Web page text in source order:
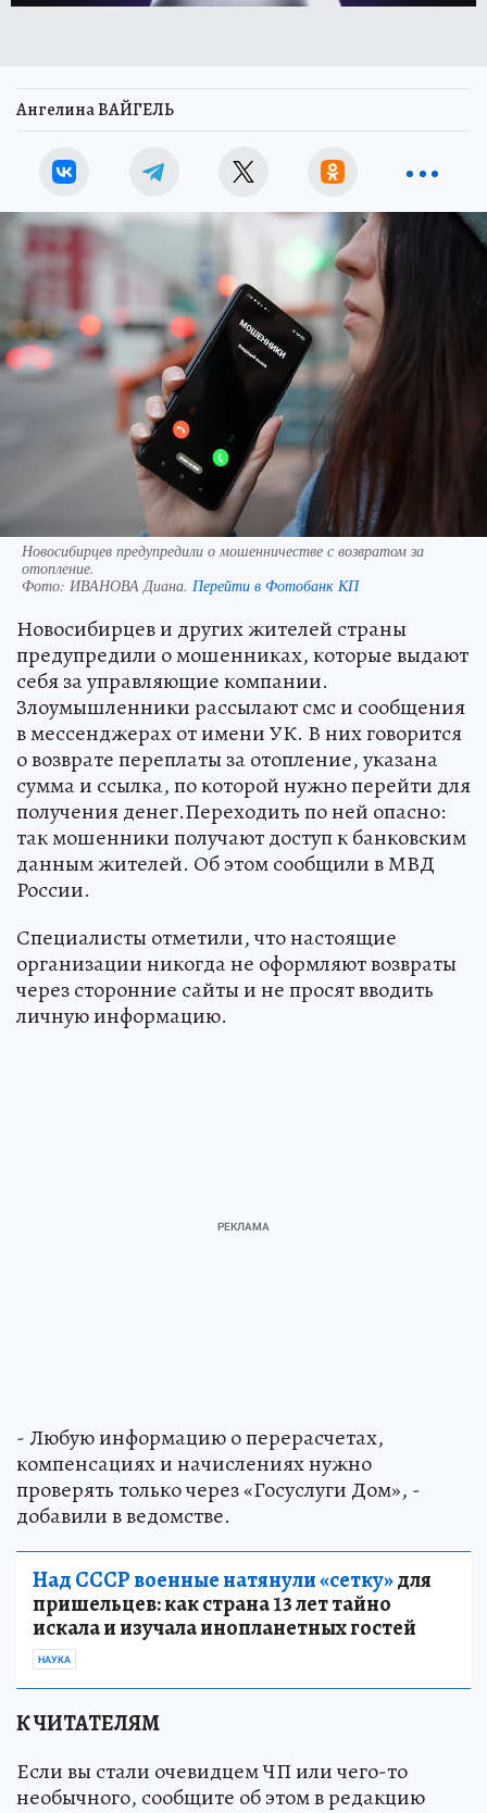
Ангелина ВАЙГЕЛЬ
Новосибирцев предупредили о мошенничестве с возвратом за
отопление.
Фото: ИВАНОВА Диана. Перейти в Фотобанк КП
Новосибирцев и других жителей страны
предупредили о мошенниках, которые выдают
себя за управляющие компании.
Злоумышленники рассылают смс и сообщения
в мессенджерах от имени УК. В них говорится
о возврате переплаты за отопление, указана
сумма и ссылка, по которой нужно перейти для
получения денег.Переходить по ней опасно:
так мошенники получают доступ к банковским
данным жителей. Об этом сообщили в МВД
России.
Специалисты отметили, что настоящие
организации никогда не оформляют возвраты
через сторонние сайты и не просят вводить
личную информацию.
- Любую информацию о перерасчетах,
компенсациях и начислениях нужно
проверять только через «Госуслуги Дом», -
добавили в ведомстве.
Над СССР военные натянули «сетку»для
пришельцев: как страна 13 лет тайно
искала и изучала инопланетных гостей
НАУКА
К ЧИТАТЕЛЯМ
Если вы стали очевидцем ЧП или чего-то
необычного, сообщите об этом в редакцию